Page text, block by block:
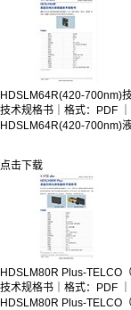
HDSLM64R(420-700nm)
技术规格书｜格式：PDF
HDSLM64R(420-700nm)
点击下载
HDSLM80R Plus-TELCO
技术规格书｜格式：PDF
HDSLM80R Plus-TELCO